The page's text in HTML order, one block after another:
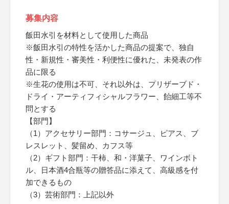
募集内容
飯田水引を材料として使用した商品
※飯田水引の特性を活かした商品の提案で、独自
性・新規性・審美性・利便性に優れた、未発表の作
品に限る
※生花の使用は不可、それ以外は、プリザーブド・
ドライ・アーティフィシャルフラワー、飴細工等不
問とする
【部門】
（1）アクセサリー部門：コサージュ、ピアス、ブ
レスレット、髪留め、カフス等
（2）ギフト部門：干柿、和・洋菓子、ワインボト
ル、日本酒4合瓶等の贈答品に添えて、高級感を付
加できるもの
（3）芸術部門：上記以外